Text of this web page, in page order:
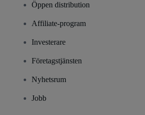
Öppen distribution
Affiliate-program
Investerare
Företagstjänsten
Nyhetsrum
Jobb